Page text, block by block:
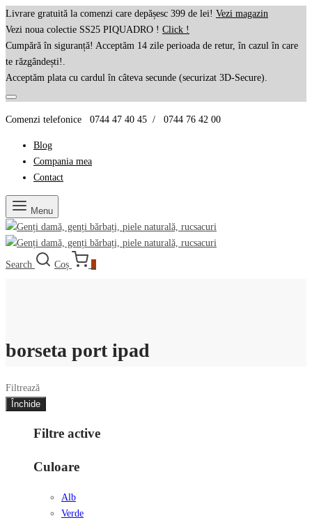
Livrare gratuită la comenzi care depășesc 399 de lei! Vezi magazin
Vezi noua colectie SS25 PIQUADRO ! Click !
Cumpără în siguranță! Acceptăm 14 zile perioada de retur, în cazul în care
te răzgândești!.
Acceptăm plata cu cardul în câteva secunde (securizat 3D-Secure).
Comenzi telefonice 0744 47 40 45 / 0744 76 42 00
Blog
Compania mea
Contact
Menu
Search Coș
borseta port ipad
Filtrează
Închide
Filtre active
Culoare
Alb
Verde